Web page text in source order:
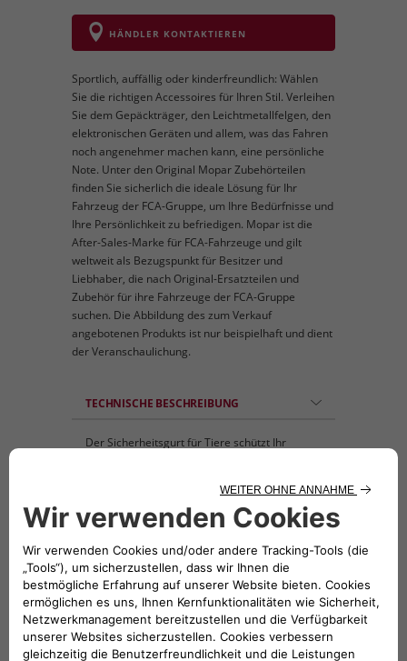
HÄNDLER KONTAKTIEREN
Sportlich, auffällig oder kinderfreundlich: Wählen
Sie die richtigen Accessoires für Ihren Stil. Verleihen
Sie dem Gepäckträger, den Leichtmetallfelgen, den
elektronischen Geräten und allem, was das Fahren
noch angenehmer machen kann, eine persönliche
Note. Unter den Original Mopar Zubehörteilen
finden Sie sicherlich die ideale Lösung für Ihr
Fahrzeug der FCA-Gruppe, um Ihre Bedürfnisse und
Ihre Persönlichkeit zu befriedigen. Mopar ist die
After-Sales-Marke für FCA-Fahrzeuge und gilt
weltweit als Bezugspunkt für Besitzer und
Liebhaber, die nach Original-Ersatzteilen und
Zubehör für ihre Fahrzeuge der FCA-Gruppe
suchen. Die Abbildung des zum Verkauf
angebotenen Produkts ist nur beispielhaft und dient
der Veranschaulichung.
TECHNISCHE BESCHREIBUNG
Der Sicherheitsgurt für Tiere schützt Ihr
Gurtschloss im Fahrzeug, das andere ans
Geschirr des Haustieres angeschlossen. –
Länge: 35 bis 65 cm, problemlos verstellbar.
Breite: 2,5 cm, schwarz Material: PP-Gurtband
und POM-Kunststoff Geeignet für kleine,
mittelgroße und große Hunde
KOMPATIBLE FAHRZEUGE